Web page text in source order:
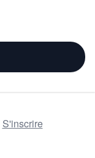
S'inscrire